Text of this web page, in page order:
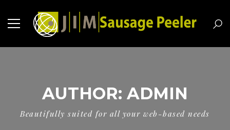
AUTHOR: ADMIN
Beautifully suited for all your web-based needs